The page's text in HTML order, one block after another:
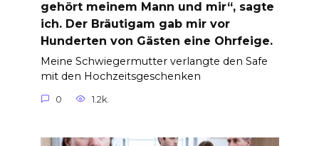
gehört meinem Mann und mir“, sagte
ich. Der Bräutigam gab mir vor
Hunderten von Gästen eine Ohrfeige.
Meine Schwiegermutter verlangte den Safe
mit den Hochzeitsgeschenken
0 1.2k.